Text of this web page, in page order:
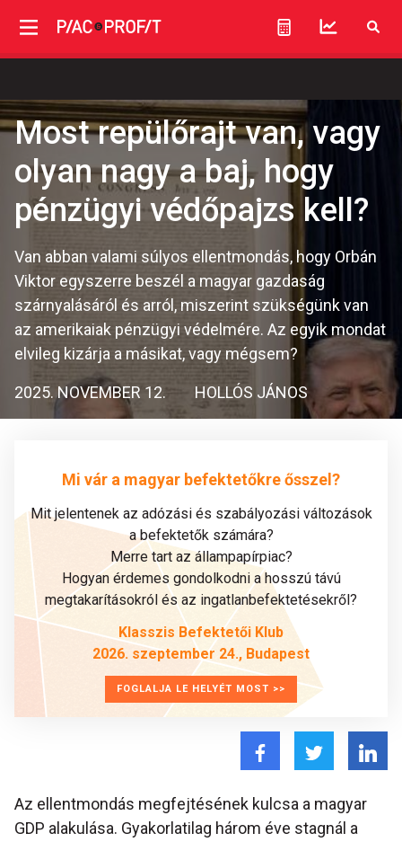
Most repülőrajt van, vagy
olyan nagy a baj, hogy
pénzügyi védőpajzs kell?
Van abban valami súlyos ellentmondás, hogy Orbán
Viktor egyszerre beszél a magyar gazdaság
szárnyalásáról és arról, miszerint szükségünk van
az amerikaiak pénzügyi védelmére. Az egyik mondat
elvileg kizárja a másikat, vagy mégsem?
2025. NOVEMBER 12. HOLLÓS JÁNOS
Mi vár a magyar befektetőkre ősszel?
Mit jelentenek az adózási és szabályozási változások
a befektetők számára?
Merre tart az állampapírpiac?
Hogyan érdemes gondolkodni a hosszú távú
megtakarításokról és az ingatlanbefektetésekről?
Klasszis Befektetői Klub
2026. szeptember 24., Budapest
FOGLALJA LE HELYÉT MOST >>
Az ellentmondás megfejtésének kulcsa a magyar
GDP alakulása. Gyakorlatilag három éve stagnál a